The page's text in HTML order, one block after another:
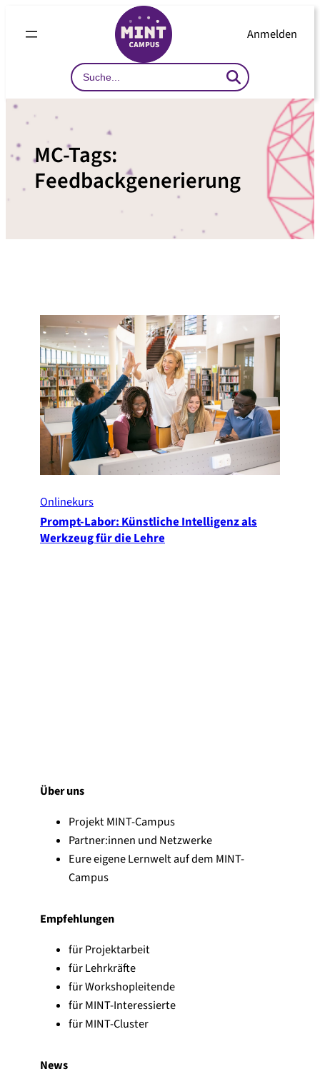
Inhalt
Anmelden
Search
…
MC-Tags:
Feedbackgenerierung
Onlinekurs
Prompt-Labor: Künstliche Intelligenz als
Werkzeug für die Lehre
Über uns
Projekt MINT-Campus
Partner:innen und Netzwerke
Eure eigene Lernwelt auf dem MINT-
Campus
Empfehlungen
für Projektarbeit
für Lehrkräfte
für Workshopleitende
für MINT-Interessierte
für MINT-Cluster
News